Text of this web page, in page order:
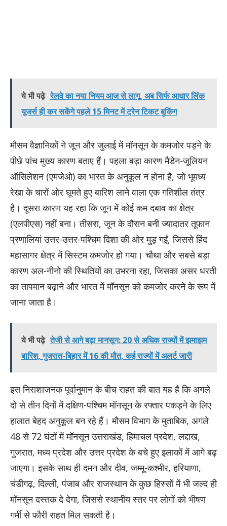
ये भी पढ़े रेलवे का नया नियम आज से लागू, अब सिर्फ आधार लिंक
यूजर्स ही कर सकेंगे पहले 15 मिनट में ट्रेन टिकट बुकिंग
मौसम वैज्ञानिकों ने जून और जुलाई में मॉनसून के कमजोर पड़ने के
पीछे पांच मुख्य कारण बताए हैं। पहला बड़ा कारण मैडेन-जूलियन
ऑसिलेशन (एमजेओ) का भारत के अनुकूल न होना है, जो भूमध्य
रेखा के चारों ओर घूमते हुए बारिश लाने वाला एक गतिशील तंत्र
है। दूसरा कारण यह रहा कि जून में कोई कम दबाव का क्षेत्र
(एलपीएस) नहीं बना। तीसरा, जून के दौरान बनी ज्यादातर तूफान
प्रणालियां उत्तर-उत्तर-पश्चिम दिशा की ओर मुड़ गईं, जिससे हिंद
महासागर क्षेत्र में सिस्टम कमजोर हो गया। चौथा और सबसे बड़ा
कारण अल-नीनो की स्थितियों का उभरना रहा, जिसका असर धरती
का तापमान बढ़ाने और भारत में मॉनसून को कमजोर करने के रूप में
जाना जाता है।
ये भी पढ़े तेजी से आगे बढ़ा मानसून: 20 से अधिक राज्यों में झमाझम
बारिश, गुजरात-बिहार में 16 की मौत, कई राज्यों में अलर्ट जारी
इस निराशाजनक पूर्वानुमान के बीच राहत की बात यह है कि अगले
दो से तीन दिनों में दक्षिण-पश्चिम मॉनसून के रफ्तार पकड़ने के लिए
हालात बेहद अनुकूल बन रहे हैं। मौसम विभाग के मुताबिक, अगले
48 से 72 घंटों में मॉनसून उत्तराखंड, हिमाचल प्रदेश, लद्दाख,
गुजरात, मध्य प्रदेश और उत्तर प्रदेश के बचे हुए इलाकों में आगे बढ़
जाएगा। इसके साथ ही दमन और दीव, जम्मू-कश्मीर, हरियाणा,
चंडीगढ़, दिल्ली, पंजाब और राजस्थान के कुछ हिस्सों में भी जल्द ही
मॉनसून दस्तक दे देगा, जिससे स्थानीय स्तर पर लोगों को भीषण
गर्मी से फौरी राहत मिल सकती है।